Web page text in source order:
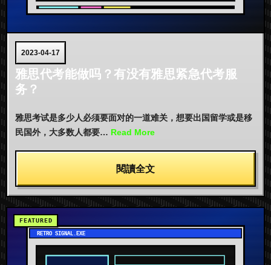
2023-04-17
雅思代考能做吗？有没有雅思紧急代考服
务？
雅思考试是多少人必须要面对的一道难关，想要出国留学或是移
民国外，大多数人都要… Read More
閱讀全文